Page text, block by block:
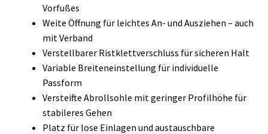
Vorfußes
Weite Öffnung für leichtes An- und Ausziehen – auch
mit Verband
Verstellbarer Ristklettverschluss für sicheren Halt
Variable Breiteneinstellung für individuelle
Passform
Versteifte Abrollsohle mit geringer Profilhöhe für
stabileres Gehen
Platz für lose Einlagen und austauschbare